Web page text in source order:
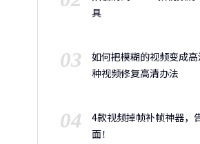
具
03
如何把模糊的视频变成
种视频修复高清办法
04
4款视频掉帧补帧神器，
面！